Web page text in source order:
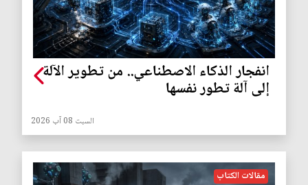
انفجار الذكاء الاصطناعي.. من تطوير الآلة
إلى آلة تطور نفسها
السبت 08 آب 2026
مقالات الكتاب